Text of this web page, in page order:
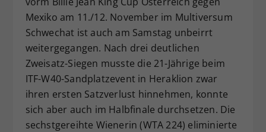
Mexiko am 11./12. November im Multiversum
Schwechat ist auch am Samstag unbeirrt
weitergegangen. Nach drei deutlichen
Zweisatz-Siegen musste die 21-Jährige beim
ITF-W40-Sandplatzevent in Heraklion zwar
ihren ersten Satzverlust hinnehmen, konnte
sich aber auch im Halbfinale durchsetzen. Die
sechstgereihte Wienerin (WTA 224) eliminierte
Zweck
Dieser Wert speichert Ihre Consent-
Einstellungen. Unter anderem eine
zufällig generierte ID, für die
historische Speicherung Ihrer
vorgenommen Einstellungen, falls der
Webseiten-Betreiber dies eingestellt
hat.